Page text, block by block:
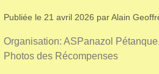
Publiée le 21 avril 2026 parAlain
Organisation: ASPanazol
Photos des Récompenses